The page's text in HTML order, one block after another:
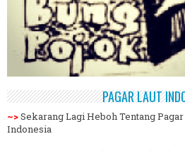
PAGAR LAUT
~>Sekarang Lagi Heboh Tentang
Indonesia